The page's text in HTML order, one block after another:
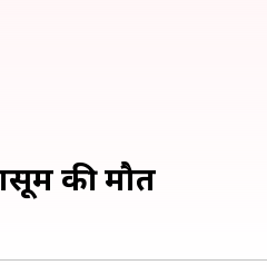
की मौत